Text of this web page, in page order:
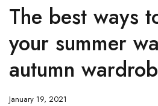
The best ways
your summer
autumn
January 19, 2021